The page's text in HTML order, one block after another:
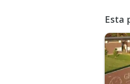
Esta